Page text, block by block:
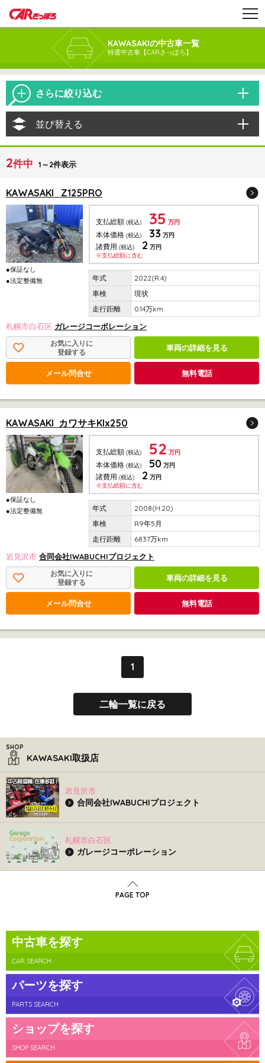
KAWASAKIの中古車一覧
特選中古車【CARさっぽろ】
さらに絞り込む
並び替える
2件中 1～2件表示
KAWASAKI Z125PRO
●保証なし
●法定整備無
支払総額 (税込) 35 万円
本体価格 (税込) 33 万円
諸費用 (税込) 2 万円
※支払総額に含む
2022(R.4)
現状
0.14万km
札幌市白石区 ガレージコーポレーション
お気に入りに
登録する
車両の詳細を見る
メール問合せ 無料電話
KAWASAKI カワサキKlx250
●保証なし
●法定整備無
支払総額 (税込) 52 万円
本体価格 (税込) 50 万円
諸費用 (税込) 2 万円
※支払総額に含む
2008(H.20)
R9年5月
6837万km
岩見沢市 合同会社IWABUCHIプロジェクト
お気に入りに
登録する
車両の詳細を見る
メール問合せ 無料電話
1
二輪一覧に戻る
KAWASAKI取扱店
岩見沢市
合同会社IWABUCHIプロジェクト
札幌市白石区
ガレージコーポレーション
PAGE TOP
中古車を探す
CAR SEARCH
パーツを探す
PARTS SEARCH
ショップを探す
SHOP SEARCH